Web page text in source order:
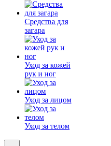
Средства для
загара
Уход за кожей
рук и ног
Уход за лицом
Уход за телом